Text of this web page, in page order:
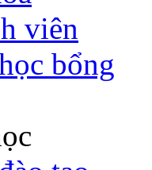
viên
bổng